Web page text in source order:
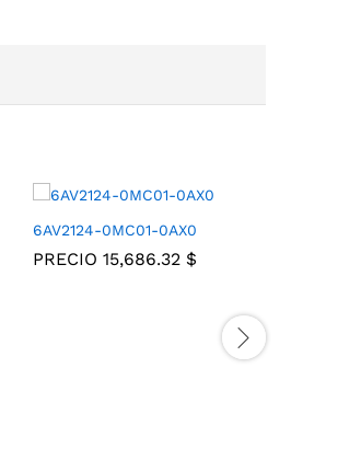
6AV2124-0MC01-0AX0
PRECIO 15,686.32 $